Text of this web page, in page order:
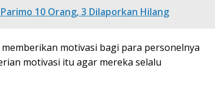
10 Orang, 3 Dilaporkan Hilang
motivasi bagi para personelnya
motivasi itu agar mereka selalu